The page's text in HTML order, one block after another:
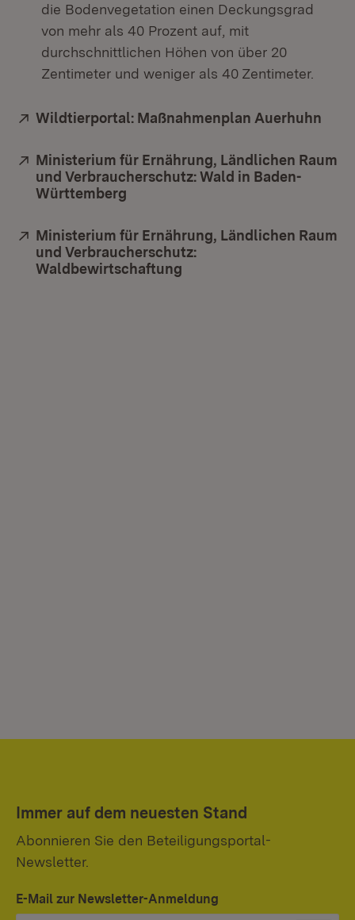
die Bodenvegetation einen Deckungsgrad
von mehr als 40 Prozent auf, mit
durchschnittlichen Höhen von über 20
Zentimeter und weniger als 40 Zentimeter.
Extern:
Wildtierportal: Maßnahmenplan Auerhuhn
Extern:
Ministerium für Ernährung, Ländlichen Raum
und Verbraucherschutz: Wald in Baden-
Württemberg
Extern:
Ministerium für Ernährung, Ländlichen Raum
und Verbraucherschutz:
Waldbewirtschaftung
Immer auf dem neuesten Stand
Abonnieren Sie den Beteiligungsportal-
Newsletter.
E-Mail zur Newsletter-Anmeldung